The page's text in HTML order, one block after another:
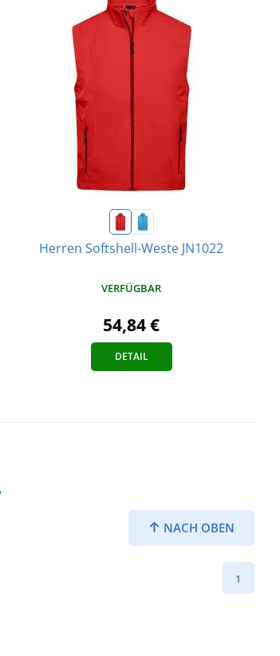
Herren Softshell-Weste JN1022
VERFÜGBAR
54,84 €
DETAIL
NACH OBEN
1